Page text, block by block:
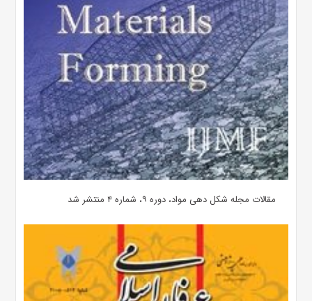
مقالات مجله شکل دهی مواد، دوره ۹، شماره ۴ منتشر شد